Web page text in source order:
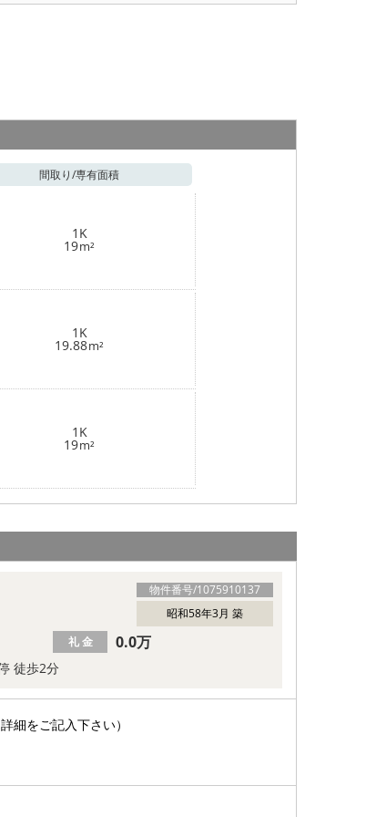
間取り/専有面積
1K
19m²
1K
19.88m²
1K
19m²
物件番号/1075910137
昭和58年3月 築
徒歩2分
礼 金 0.0万
細をご記入下さい）